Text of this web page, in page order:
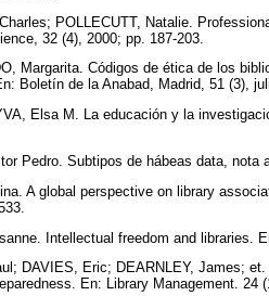
POLLECUTT, Natalie.
32 (4), 2000; pp. 187-203.
Margarita. Códigos de ética de los
Boletín de la Anabad, Madrid, 51 (3),
Elsa M. La educación y la
Pedro. Subtipos de hábeas data,
A global perspective on library
Intellectual freedom and libraries.
DAVIES, Eric; DEARNLEY, James;
En: Library Management. 24